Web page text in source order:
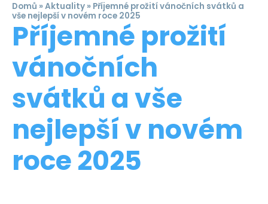
Domů »Aktuality » Příjemné prožití vánočních svátků a
vše nejlepší v novém roce 2025
Příjemné prožití
vánočních
svátků a vše
nejlepší v novém
roce 2025